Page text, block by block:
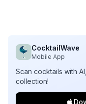
CocktailWave
Mobile App
Scan cocktails with
collection!